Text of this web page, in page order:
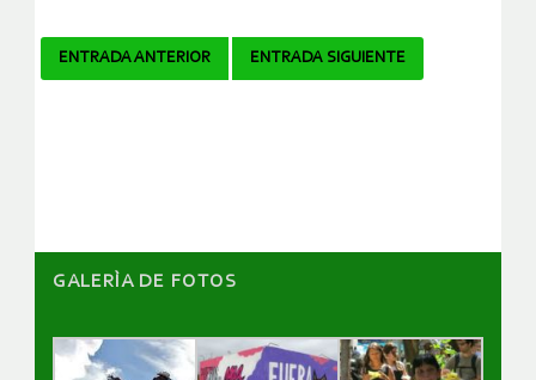
Navegador
ENTRADA ANTERIOR ENTRADA SIGUIENTE
GALERÌA DE FOTOS